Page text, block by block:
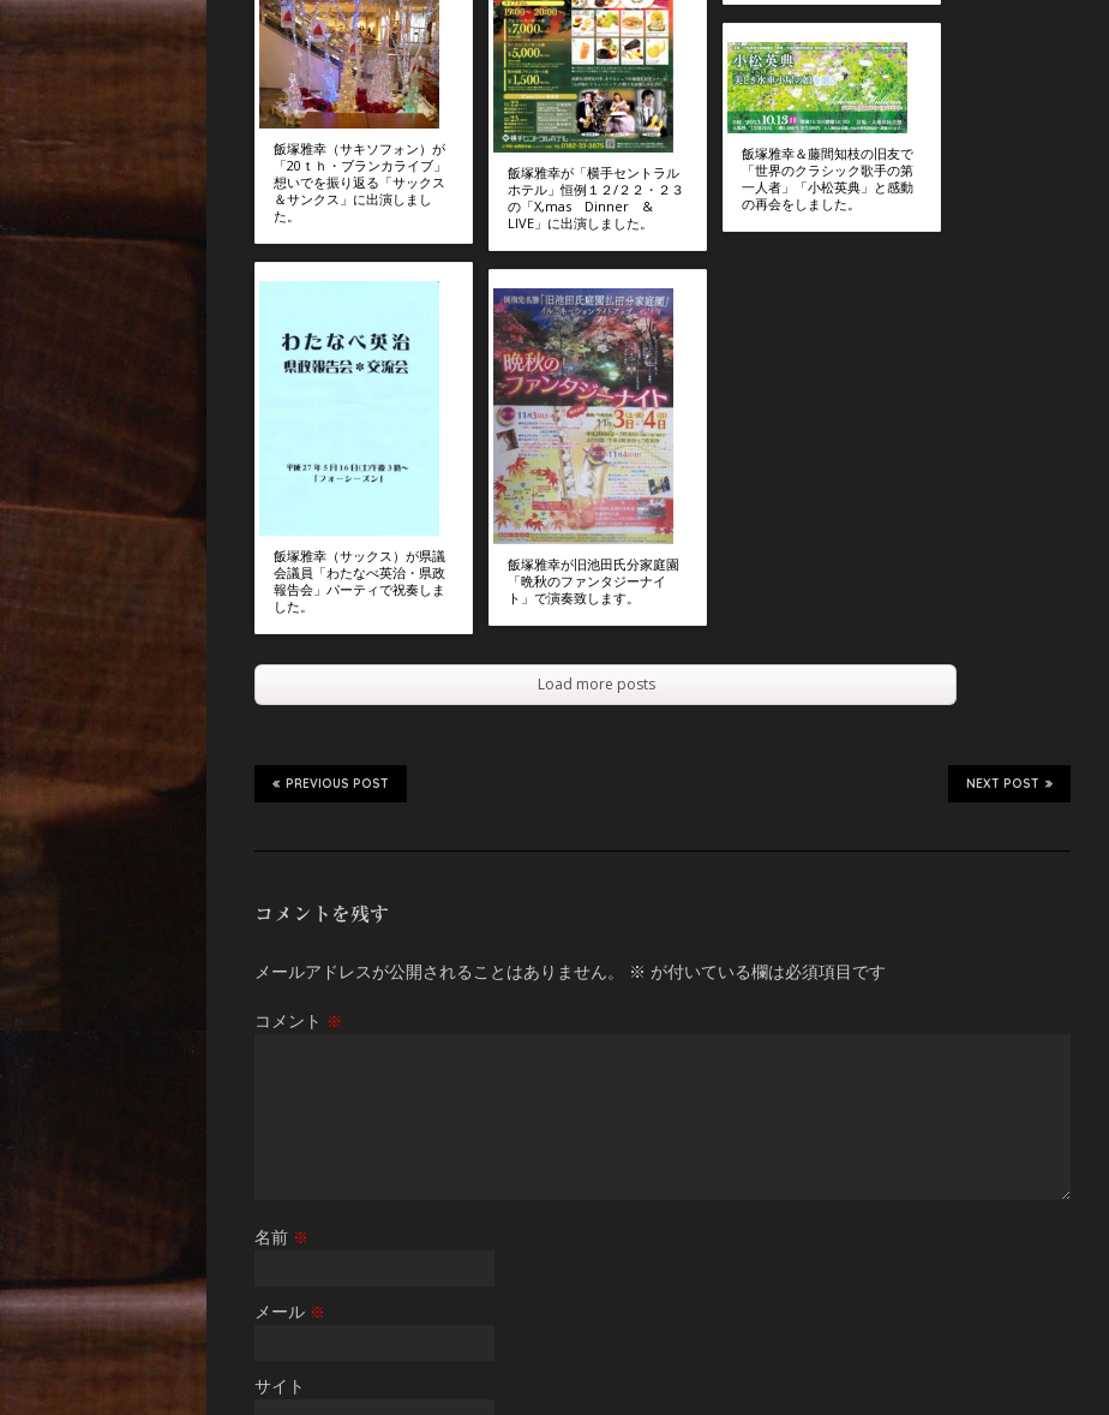
飯塚雅幸（サキソフォン）が
「20ｔｈ・ブランカライブ」
想いでを振り返る「サックス
＆サンクス」に出演しまし
た。
飯塚雅幸（サックス）が県議
会議員「わたなべ英治・県政
報告会」パーティで祝奏しま
した。
飯塚雅幸が「横手セントラル
ホテル」恒例１２/２２・２３
の「X,mas Dinner &
LIVE」に出演しました。
飯塚雅幸が旧池田氏分家庭園
「晩秋のファンタジーナイ
ト」で演奏致します。
飯塚雅幸＆藤間知枝の旧友で
「世界のクラシック歌手の第
一人者」「小松英典」と感動
の再会をしました。
Load more posts
NEXT POST
PREVIOUS POST
コメントを残す
メールアドレスが公開されることはありません。 ※ が付いている欄は必須項目です
コメント ※
名前 ※
メール ※
サイト